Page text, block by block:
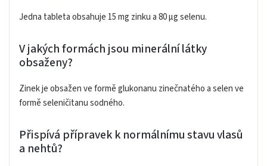
Jedna tableta obsahuje 15 mg zinku a 80 µg selenu.
V jakých formách jsou minerální látky
obsaženy?
Zinek je obsažen ve formě glukonanu zinečnatého a selen ve
formě seleničitanu sodného.
Přispívá přípravek k normálnímu stavu vlasů
a nehtů?